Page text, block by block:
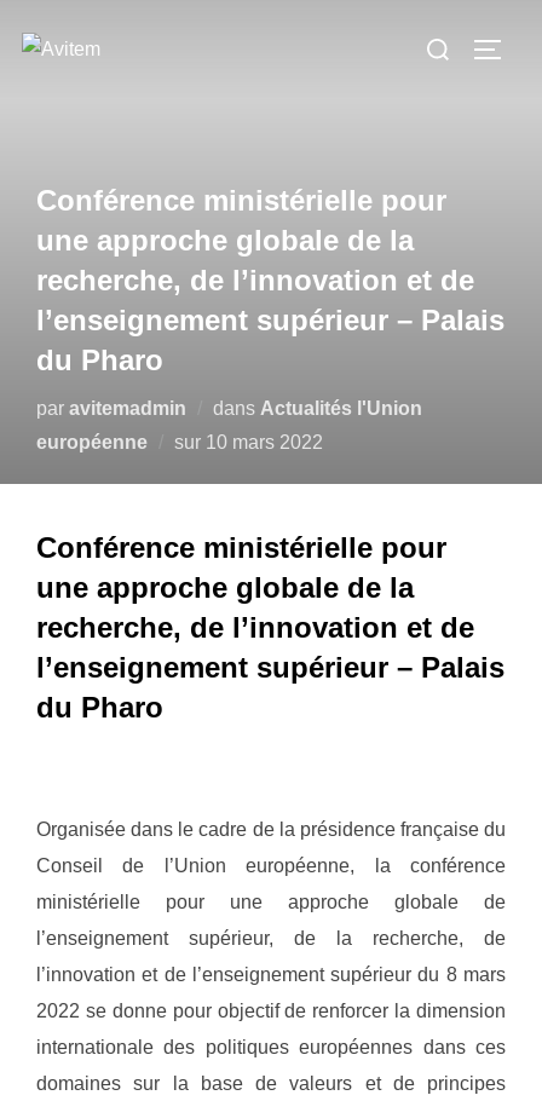
Rechercher :
Conférence ministérielle pour
une approche globale de la
recherche, de l’innovation et de
l’enseignement supérieur – Palais
du Pharo
par avitemadmin dans Actualités l'Union
européenne
sur Publié
10 mars 2022
Conférence ministérielle pour
une approche globale de la
recherche, de l’innovation et de
l’enseignement supérieur – Palais
du Pharo
Organisée dans le cadre de la présidence française du
Conseil de l’Union européenne, la conférence
ministérielle pour une approche globale de
l’enseignement supérieur, de la recherche, de
l’innovation et de l’enseignement supérieur du 8 mars
2022 se donne pour objectif de renforcer la dimension
internationale des politiques européennes dans ces
domaines sur la base de valeurs et de principes